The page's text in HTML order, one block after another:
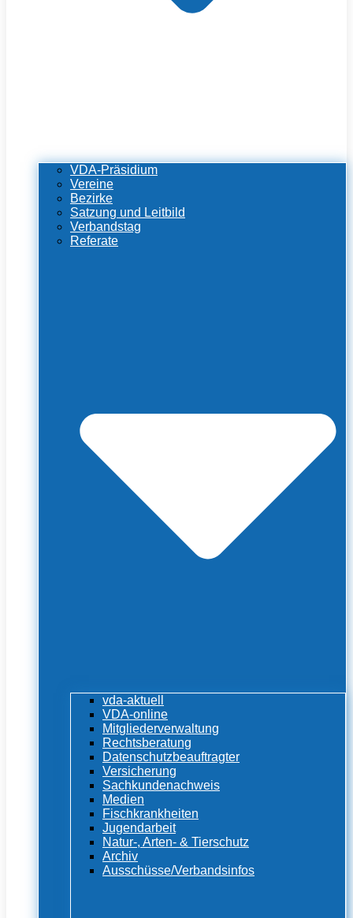
VDA-Präsidium
Vereine
Bezirke
Satzung und Leitbild
Verbandstag
Referate
vda-aktuell
VDA-online
Mitgliederverwaltung
Rechtsberatung
Datenschutzbeauftragter
Versicherung
Sachkundenachweis
Medien
Fischkrankheiten
Jugendarbeit
Natur-, Arten- & Tierschutz
Archiv
Ausschüsse/Verbandsinfos